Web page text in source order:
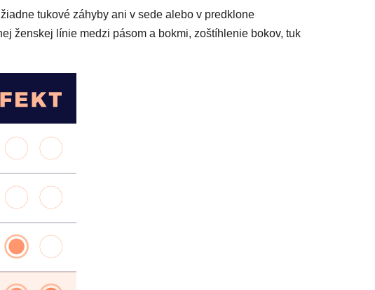
tukové záhyby ani v sede alebo v predklone
ženskej línie medzi pásom a bokmi, zoštíhlenie bokov, tuk